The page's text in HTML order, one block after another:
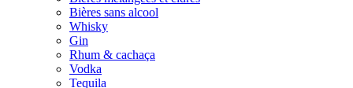
Bières sans alcool
Whisky
Gin
Rhum & cachaça
Vodka
Tequila